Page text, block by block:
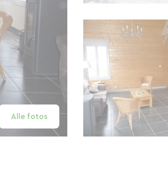
Alle fotos